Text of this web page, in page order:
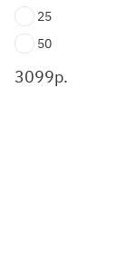
25
50
3099р.